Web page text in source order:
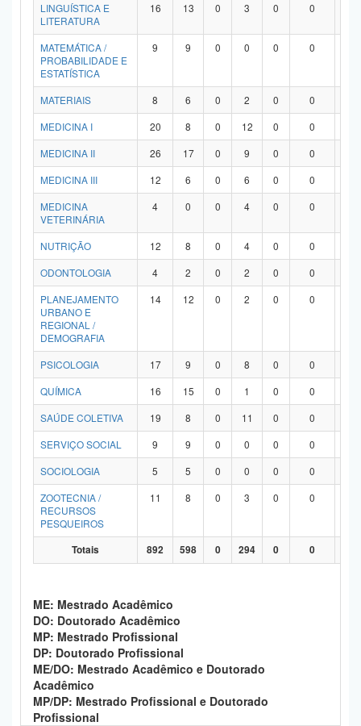
LINGUÍSTICA E
LITERATURA
16 13 0 3 0 0
MATEMÁTICA /
PROBABILIDADE E
ESTATÍSTICA
9 9 0 0 0 0
MATERIAIS 8 6 0 2 0 0
MEDICINA I
20 8 0 12 0 0
MEDICINA II
26 17 0 9 0 0
MEDICINA III
12 6 0 6 0 0
MEDICINA
VETERINÁRIA
4 0 0 4 0 0
NUTRIÇÃO 12 8 0 4 0 0
ODONTOLOGIA
4 2 0 2 0 0
PLANEJAMENTO
URBANO E
REGIONAL /
DEMOGRAFIA
14 12 0 2 0 0
PSICOLOGIA 17 9 0 8 0 0
QUÍMICA
16 15 0 1 0 0
SAÚDE COLETIVA
19 8 0 11 0 0
SERVIÇO SOCIAL
9 9 0 0 0 0
SOCIOLOGIA
5 5 0 0 0 0
ZOOTECNIA /
RECURSOS
PESQUEIROS
11 8 0 3 0 0
Totais 892 598 0 294 0 0
ME: Mestrado Acadêmico
DO: Doutorado Acadêmico
MP: Mestrado Profissional
DP: Doutorado Profissional
ME/DO: Mestrado Acadêmico e Doutorado
Acadêmico
MP/DP: Mestrado Profissional e Doutorado
Profissional